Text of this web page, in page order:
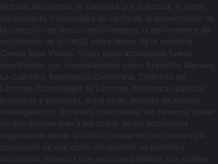
lecturas de poemas, la caminata por la lectura, el cierre
del proyecto Comunid@d de Lectores, la presentación de
la colección de libros ContraTiempos, la performance de
estudiantes de la UNGS sobre textos de la escritora
Camila Sosa Villada. Todas estas actividades fueron
coordinadas con organizaciones como Argentina Narrada,
La Cuentera, Resonancia Conurbana, Colectivo de
Lectores, Comunid@d de Lectores, bibliotecas públicas
populares y escolares, entre otras, además de autorxs,
investigadorxs, docentes, nodocentes. No tenemos dudas
de que quienes iban a participar de las actividades
organizadas desde la UNGS comparten con nosotrxs la
convicción de que como universidad no podemos
acompañar espacios que excluyan palabras, que mutilan